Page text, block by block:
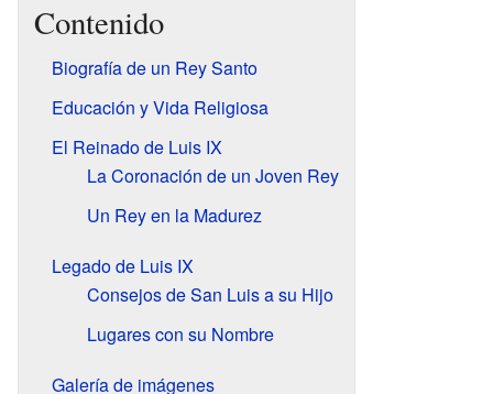
Contenido
Biografía de un Rey Santo
Educación y Vida Religiosa
El Reinado de Luis IX
La Coronación de un Joven Rey
Un Rey en la Madurez
Legado de Luis IX
Consejos de San Luis a su Hijo
Lugares con su Nombre
Galería de imágenes